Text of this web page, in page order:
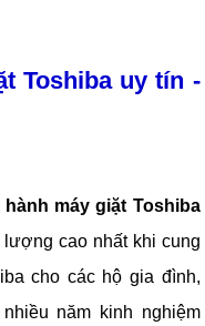
Toshiba uy tín -
máy giặt Toshiba
lượng cao nhất khi cung
cho các hộ gia đình,
năm kinh nghiệm